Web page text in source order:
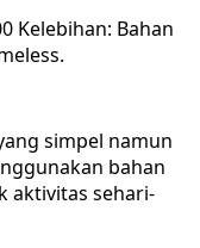
Kelebihan: Bahan
simpel namun
bahan
aktivitas sehari-